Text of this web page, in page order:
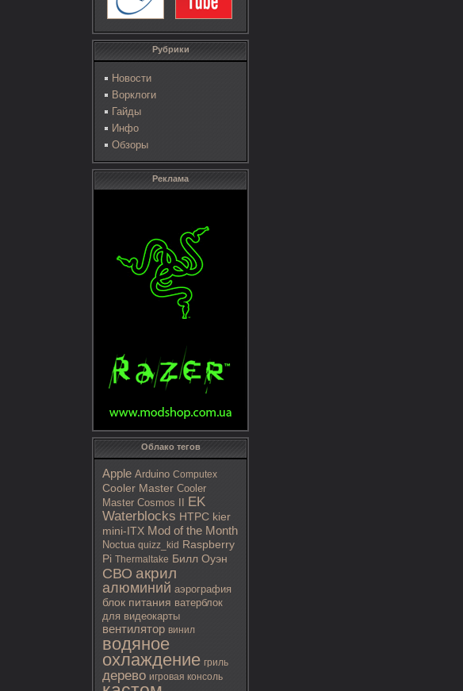
Рубрики
Новости
Ворклоги
Гайды
Инфо
Обзоры
Реклама
Облако тегов
Apple Arduino Computex
Cooler Master Cooler
Master Cosmos II
EK
Waterblocks HTPC kier
mini-ITX Mod of the Month
Noctua quizz_kid Raspberry
Pi Thermaltake Билл Оуэн
СВО акрил
алюминий аэрография
блок питания ватерблок
для видеокарты
вентилятор винил
водяное
охлаждение гриль
дерево игровая консоль